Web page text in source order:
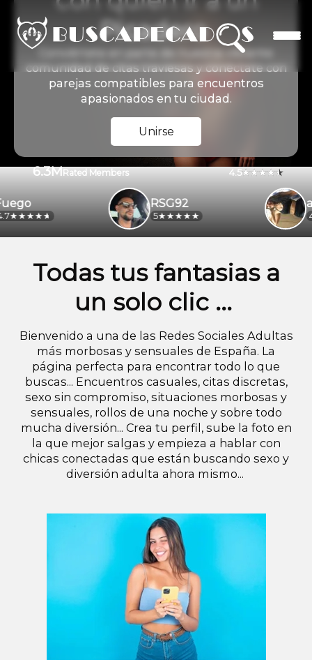
Picadero
Conviértete en parte de nuestra vibrante
comunidad de citas traviesas y conéctate con
parejas compatibles para encuentros
apasionados en tu ciudad.
Unirse
6.3MRated Members 4.5
4.2
RSG92
5
Todas tus fantasias a
un solo clic ...
Bienvenido a una de las Redes Sociales Adultas
más morbosas y sensuales de España. La
página perfecta para encontrar todo lo que
buscas... Encuentros casuales, citas discretas,
sexo sin compromiso, situaciones morbosas y
sensuales, rollos de una noche y sobre todo
mucha diversión... Crea tu perfil, sube la foto en
la que mejor salgas y empieza a hablar con
chicas conectadas que están buscando sexo y
diversión adulta ahora mismo...